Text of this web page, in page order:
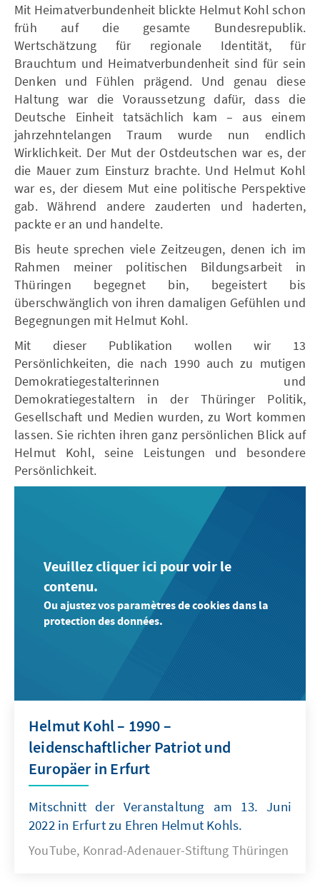
Mit Heimatverbundenheit blickte Helmut Kohl schon
früh auf die gesamte Bundesrepublik.
Wertschätzung für regionale Identität, für
Brauchtum und Heimatverbundenheit sind für sein
Denken und Fühlen prägend. Und genau diese
Haltung war die Voraussetzung dafür, dass die
Deutsche Einheit tatsächlich kam – aus einem
jahrzehntelangen Traum wurde nun endlich
Wirklichkeit. Der Mut der Ostdeutschen war es, der
die Mauer zum Einsturz brachte. Und Helmut Kohl
war es, der diesem Mut eine politische Perspektive
gab. Während andere zauderten und haderten,
packte er an und handelte.
Bis heute sprechen viele Zeitzeugen, denen ich im
Rahmen meiner politischen Bildungsarbeit in
Thüringen begegnet bin, begeistert bis
überschwänglich von ihren damaligen Gefühlen und
Begegnungen mit Helmut Kohl.
Mit dieser Publikation wollen wir 13
Persönlichkeiten, die nach 1990 auch zu mutigen
Demokratiegestalterinnen und
Demokratiegestaltern in der Thüringer Politik,
Gesellschaft und Medien wurden, zu Wort kommen
lassen. Sie richten ihren ganz persönlichen Blick auf
Helmut Kohl, seine Leistungen und besondere
Persönlichkeit.
Veuillez cliquer ici pour voir le
contenu.
Ou ajustez vos paramètres de cookies dans la
protection des données.
Helmut Kohl – 1990 –
leidenschaftlicher Patriot und
Europäer in Erfurt
Mitschnitt der Veranstaltung am 13. Juni
2022 in Erfurt zu Ehren Helmut Kohls.
YouTube, Konrad-Adenauer-Stiftung Thüringen